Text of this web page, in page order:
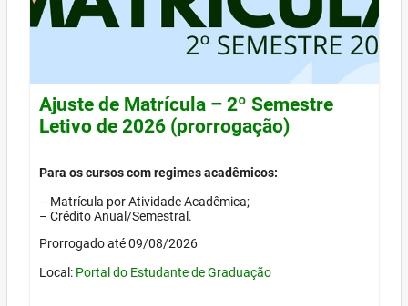
Ajuste de Matrícula – 2º Semestre
Letivo de 2026 (prorrogação)
Para os cursos com regimes acadêmicos:
– Matrícula por Atividade Acadêmica;
– Crédito Anual/Semestral.
Prorrogado até 09/08/2026
Local: Portal do Estudante de Graduação